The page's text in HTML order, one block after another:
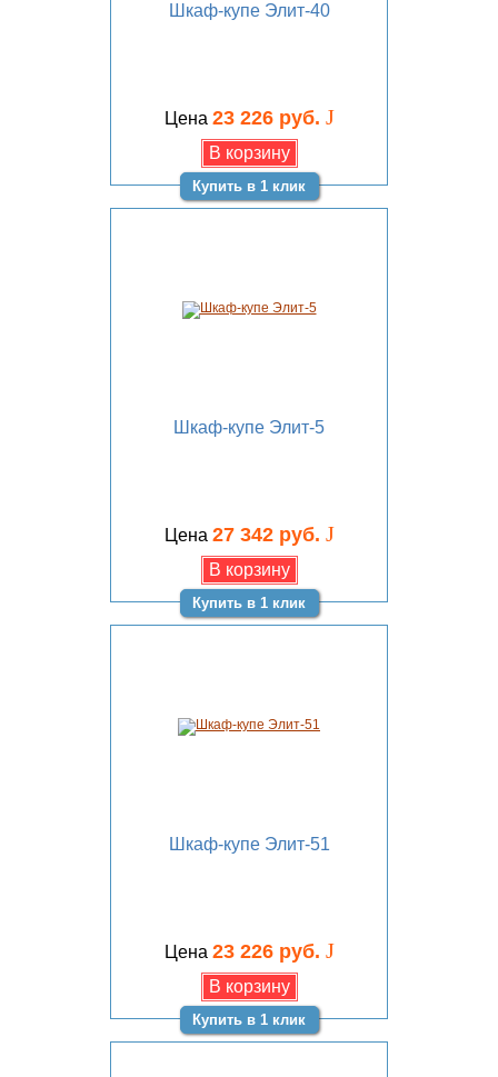
Шкаф-купе Элит-40
Цена 23 226 руб. J
Купить в 1 клик
Шкаф-купе Элит-5
Цена 27 342 руб. J
Купить в 1 клик
Шкаф-купе Элит-51
Цена 23 226 руб. J
Купить в 1 клик